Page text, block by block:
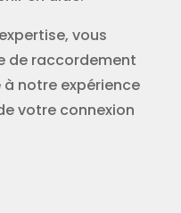
vous
de raccordement
à notre expérience
votre connexion